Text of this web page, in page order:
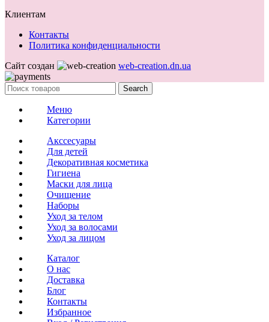
Клиентам
Контакты
Политика конфиденциальности
Сайт создан
web-creation.dn.ua
Search
Меню
Категории
Акссесуары
Для детей
Декоративная косметика
Гигиена
Маски для лица
Очищение
Наборы
Уход за телом
Уход за волосами
Уход за лицом
Каталог
О нас
Доставка
Блог
Контакты
Избранное